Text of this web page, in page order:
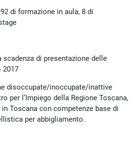
di formazione in aula, 8 di
scadenza di presentazione delle
2017
disoccupate/inoccupate/inattive
per l’Impiego della Regione Toscana,
Toscana con competenze base di
per abbigliamento.